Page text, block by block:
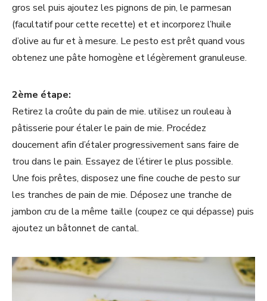
gros sel puis ajoutez les pignons de pin, le parmesan
(facultatif pour cette recette) et et incorporez l’huile
d’olive au fur et à mesure. Le pesto est prêt quand vous
obtenez une pâte homogène et légèrement granuleuse.
2ème étape:
Retirez la croûte du pain de mie. utilisez un rouleau à
pâtisserie pour étaler le pain de mie. Procédez
doucement afin d’étaler progressivement sans faire de
trou dans le pain. Essayez de l’étirer le plus possible.
Une fois prêtes, disposez une fine couche de pesto sur
les tranches de pain de mie. Déposez une tranche de
jambon cru de la même taille (coupez ce qui dépasse) puis
ajoutez un bâtonnet de cantal.